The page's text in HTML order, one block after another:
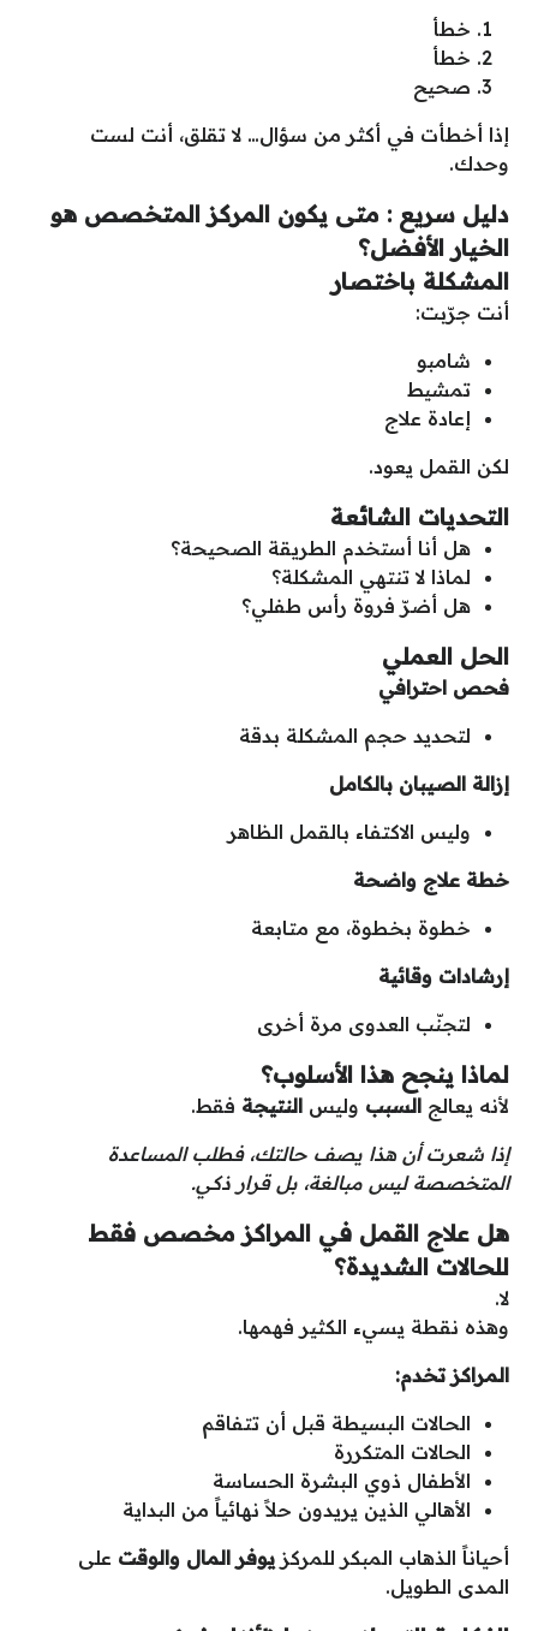
خطأ
خطأ
صحيح
إذا أخطأت في أكثر من سؤال… لا تقلق، أنت لست
وحدك.
دليل سريع : متى يكون المركز المتخصص هو
الخيار الأفضل؟
المشكلة باختصار
أنت جرّبت:
شامبو
تمشيط
إعادة علاج
لكن القمل يعود.
التحديات الشائعة
هل أنا أستخدم الطريقة الصحيحة؟
لماذا لا تنتهي المشكلة؟
هل أضرّ فروة رأس طفلي؟
الحل العملي
فحص احترافي
لتحديد حجم المشكلة بدقة
إزالة الصيبان بالكامل
وليس الاكتفاء بالقمل الظاهر
خطة علاج واضحة
خطوة بخطوة، مع متابعة
إرشادات وقائية
لتجنّب العدوى مرة أخرى
لماذا ينجح هذا الأسلوب؟
لأنه يعالج السبب وليس النتيجة فقط.
إذا شعرت أن هذا يصف حالتك، فطلب المساعدة
المتخصصة ليس مبالغة، بل قرار ذكي.
هل علاج القمل في المراكز مخصص فقط
للحالات الشديدة؟
لا.
وهذه نقطة يسيء الكثير فهمها.
المراكز تخدم:
الحالات البسيطة قبل أن تتفاقم
الحالات المتكررة
الأطفال ذوي البشرة الحساسة
الأهالي الذين يريدون حلاً نهائياً من البداية
أحياناً الذهاب المبكر للمركز يوفر المال والوقت على
المدى الطويل.